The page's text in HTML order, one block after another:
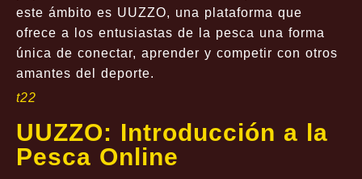
este ámbito es UUZZO, una plataforma que
ofrece a los entusiastas de la pesca una forma
única de conectar, aprender y competir con otros
amantes del deporte.
t22
UUZZO: Introducción a la
Pesca Online